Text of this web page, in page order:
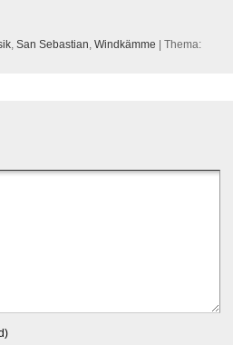
, San Sebastian, Windkämme | Thema: